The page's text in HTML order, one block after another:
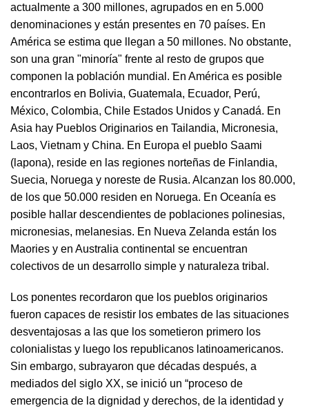
actualmente a 300 millones, agrupados en en 5.000
denominaciones y están presentes en 70 países. En
América se estima que llegan a 50 millones. No obstante,
son una gran "minoría" frente al resto de grupos que
componen la población mundial. En América es posible
encontrarlos en Bolivia, Guatemala, Ecuador, Perú,
México, Colombia, Chile Estados Unidos y Canadá. En
Asia hay Pueblos Originarios en Tailandia, Micronesia,
Laos, Vietnam y China. En Europa el pueblo Saami
(lapona), reside en las regiones norteñas de Finlandia,
Suecia, Noruega y noreste de Rusia. Alcanzan los 80.000,
de los que 50.000 residen en Noruega. En Oceanía es
posible hallar descendientes de poblaciones polinesias,
micronesias, melanesias. En Nueva Zelanda están los
Maories y en Australia continental se encuentran
colectivos de un desarrollo simple y naturaleza tribal.
Los ponentes recordaron que los pueblos originarios
fueron capaces de resistir los embates de las situaciones
desventajosas a las que los sometieron primero los
colonialistas y luego los republicanos latinoamericanos.
Sin embargo, subrayaron que décadas después, a
mediados del siglo XX, se inició un “proceso de
emergencia de la dignidad y derechos, de la identidad y